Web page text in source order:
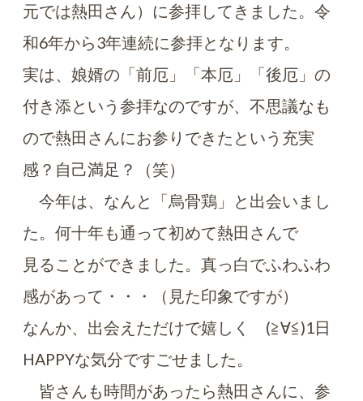
元では熱田さん）に参拝してきました。令
和6年から3年連続に参拝となります。
実は、娘婿の「前厄」「本厄」「後厄」の
付き添という参拝なのですが、不思議なも
ので熱田さんにお参りできたという充実
感？自己満足？（笑）
今年は、なんと「烏骨鶏」と出会いまし
た。何十年も通って初めて熱田さんで
見ることができました。真っ白でふわふわ
感があって・・・（見た印象ですが）
なんか、出会えただけで嬉しく (≧∀≦)1日
HAPPYな気分ですごせました。
皆さんも時間があったら熱田さんに、参